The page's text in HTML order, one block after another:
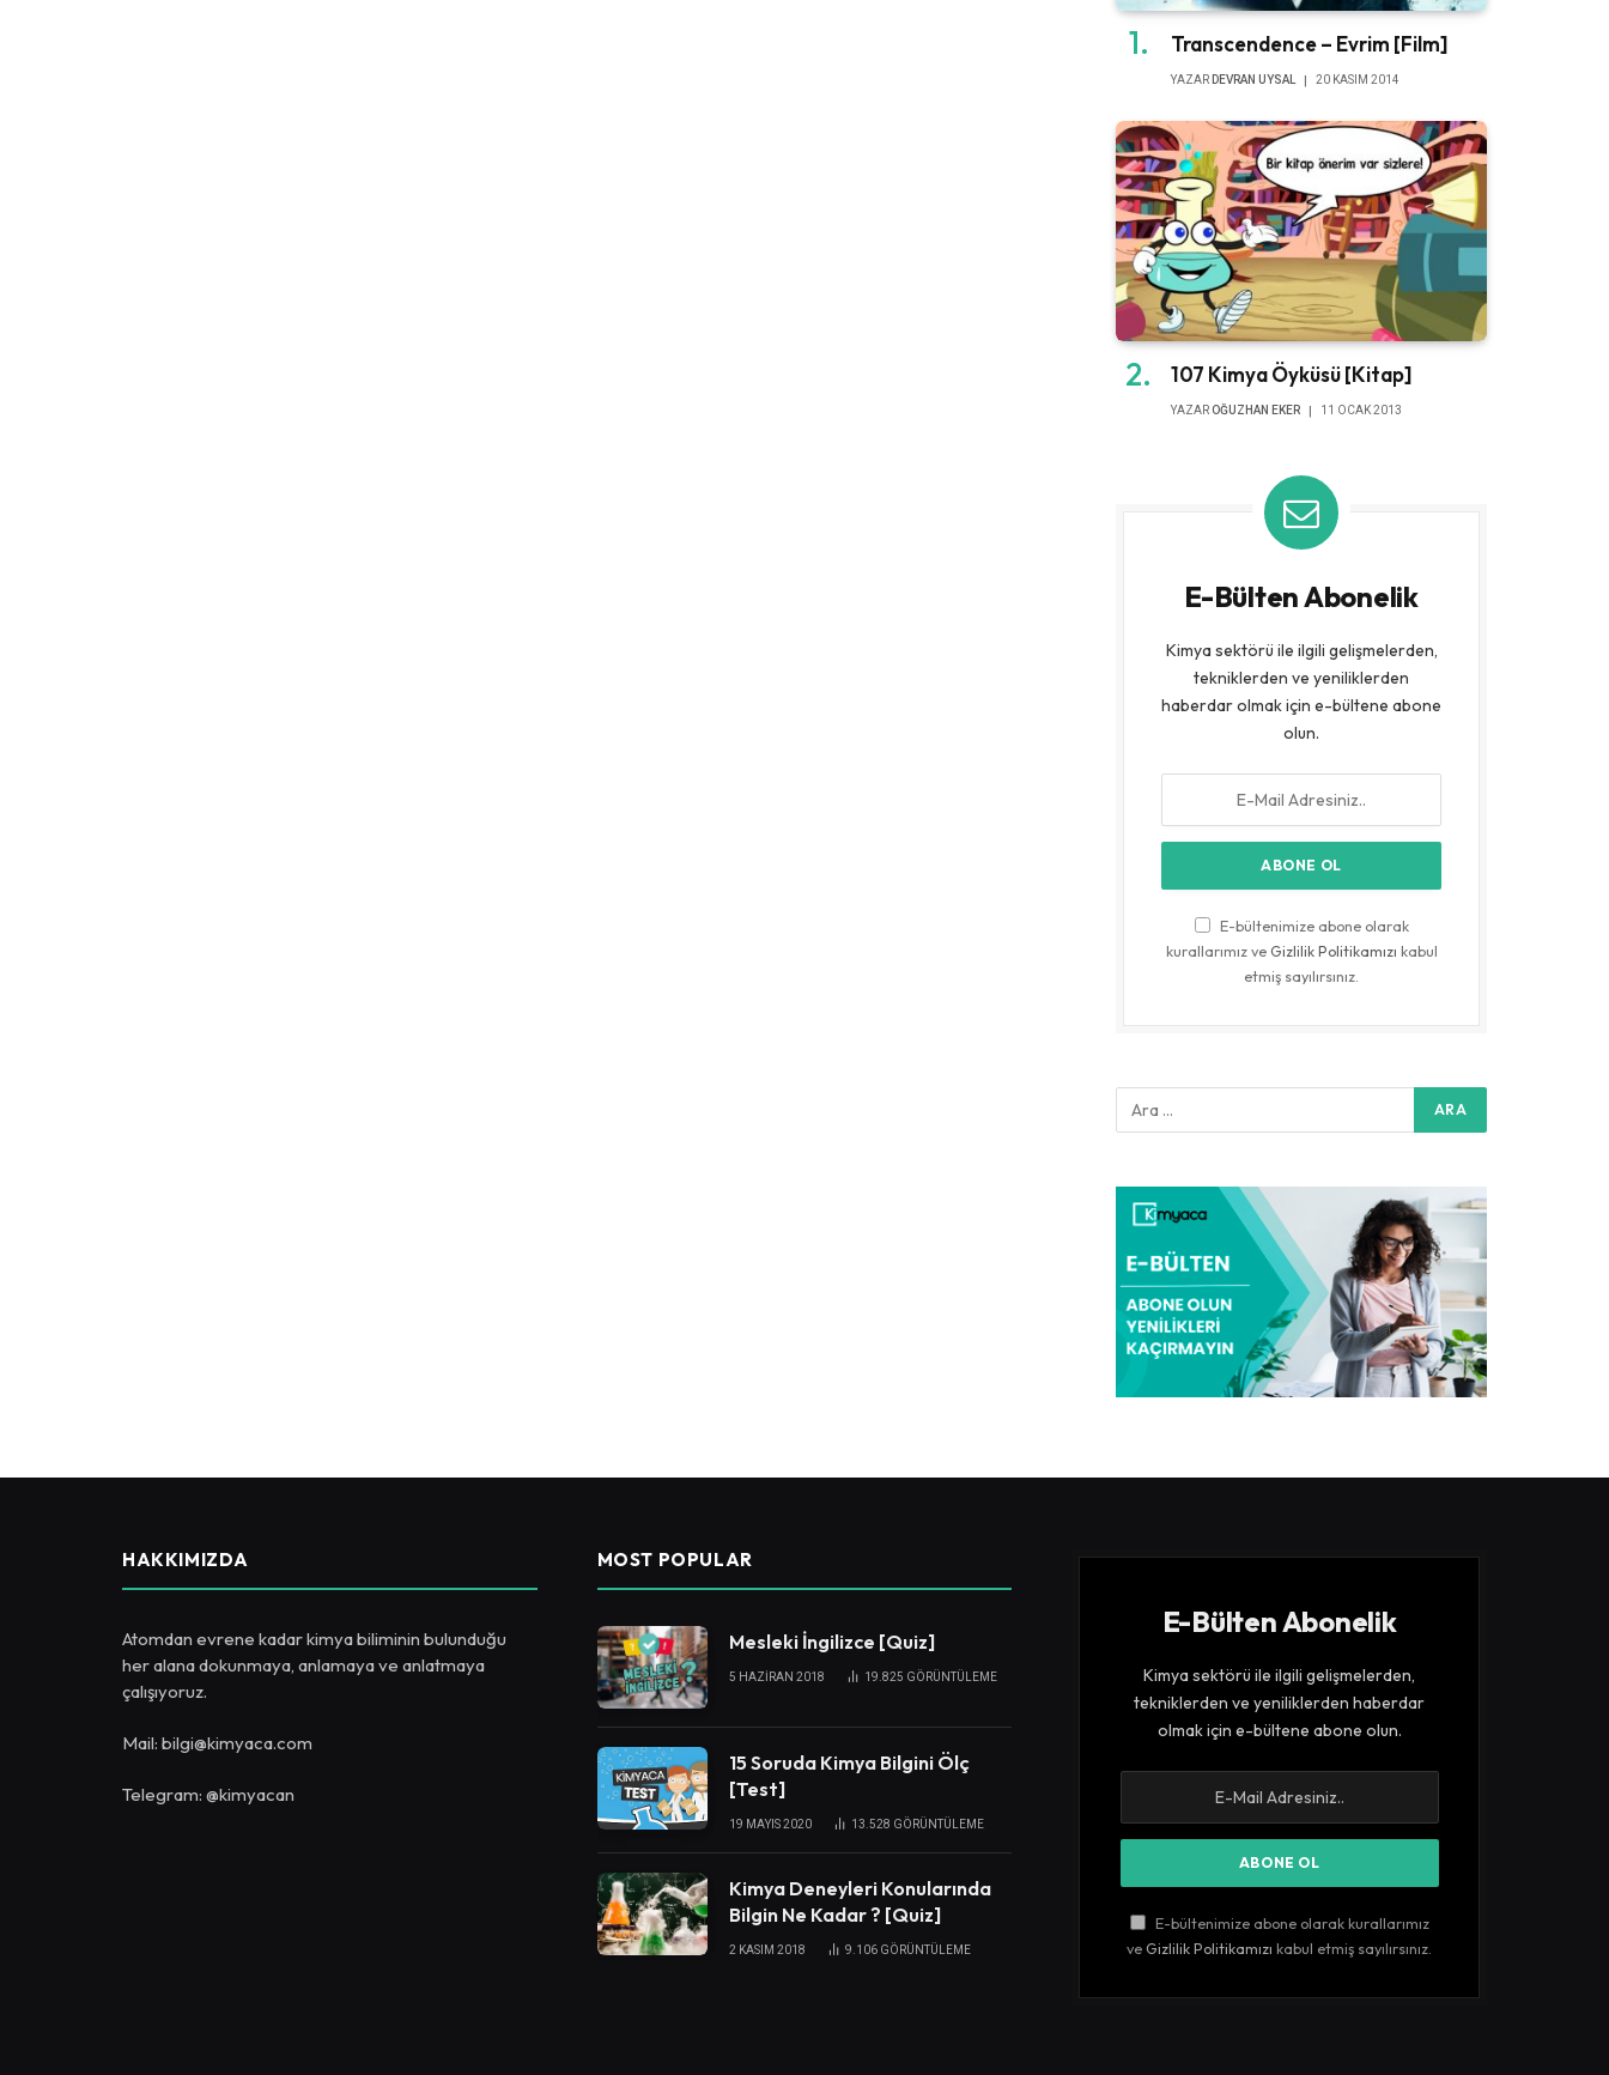
Transcendence – Evrim [Film]
YAZAR DEVRAN UYSAL 20 KASIM 2014
107 Kimya Öyküsü [Kitap]
YAZAR OĞUZHAN EKER 11 OCAK 2013
E-Bülten Abonelik
Kimya sektörü ile ilgili gelişmelerden,
tekniklerden ve yeniliklerden
haberdar olmak için e-bültene abone
olun.
E-bültenimize abone olarak
kurallarımız veGizlilik Politikamızı kabul
etmiş sayılırsınız.
HAKKIMIZDA
Atomdan evrene kadar kimya biliminin bulunduğu
her alana dokunmaya, anlamaya ve anlatmaya
çalışıyoruz.
Mail: bilgi@kimyaca.com
Telegram: @kimyacan
MOST POPULAR
Mesleki İngilizce [Quiz]
5 HAZIRAN 2018 19.825 GÖRÜNTÜLEME
15 Soruda Kimya Bilgini Ölç
[Test]
19 MAYIS 2020 13.528 GÖRÜNTÜLEME
Kimya Deneyleri Konularında
Bilgin Ne Kadar ? [Quiz]
2 KASIM 2018 9.106 GÖRÜNTÜLEME
E-Bülten Abonelik
Kimya sektörü ile ilgili gelişmelerden,
tekniklerden ve yeniliklerden haberdar
olmak için e-bültene abone olun.
E-bültenimize abone olarak kurallarımız
veGizlilik Politikamızı kabul etmiş sayılırsınız.